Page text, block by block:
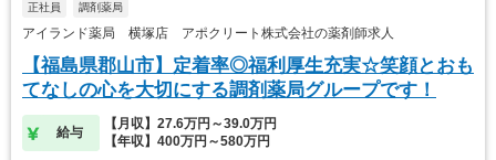
正社員 調剤薬局
アイランド薬局 横塚店 アポクリート株式会社の薬剤師求人
【福島県郡山市】定着率◎福利厚生充実☆笑顔とおも
てなしの心を大切にする調剤薬局グループです！
給与
【月収】27.6万円～39.0万円
【年収】400万円～580万円